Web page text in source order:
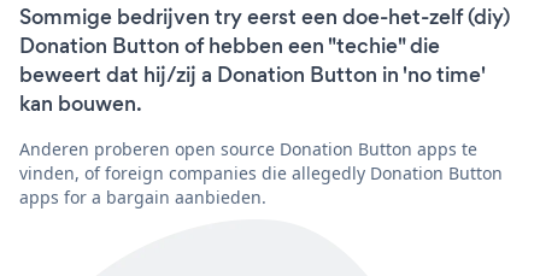
Sommige bedrijven try eerst een doe-het-zelf (diy)
Donation Button of hebben een "techie" die
beweert dat hij/zij a Donation Button in 'no time'
kan bouwen.
Anderen proberen open source Donation Button apps te
vinden, of foreign companies die allegedly Donation Button
apps for a bargain aanbieden.